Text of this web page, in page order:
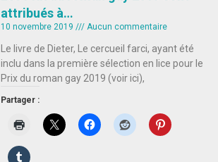
attribués à…
10 novembre 2019 Aucun commentaire
Le livre de Dieter, Le cercueil farci, ayant été
inclu dans la première sélection en lice pour le
Prix du roman gay 2019 (voir ici),
Partager :